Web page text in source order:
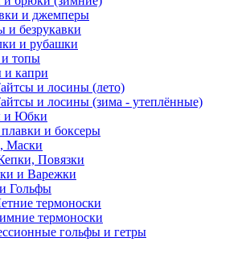
и джемперы
и безрукавки
и рубашки
топы
и капри
и лосины (лето)
и лосины (зима - утеплённые)
и Юбки
и боксеры
Маски
Повязки
и Варежки
Гольфы
термоноски
термоноски
гольфы и гетры